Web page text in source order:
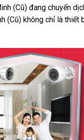
(Cũ) đang chuyển
(Cũ) không chỉ là thiết